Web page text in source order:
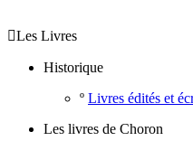
Les Livres
Historique
º Livres édités et
Les livres de Choron